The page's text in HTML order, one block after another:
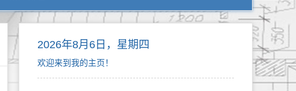
2026年8月6日，星期四
欢迎来到我的主页！